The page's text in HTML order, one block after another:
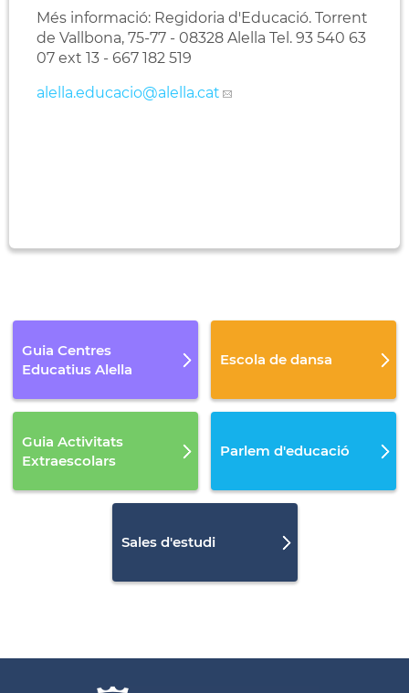
Més informació: Regidoria d'Educació. Torrent
de Vallbona, 75-77 - 08328 Alella Tel. 93 540 63
07 ext 13 - 667 182 519
alella.educacio@alella.cat
Guia Centres
Educatius Alella
Escola de dansa
Guia Activitats
Extraescolars
Parlem d'educació
Sales d'estudi